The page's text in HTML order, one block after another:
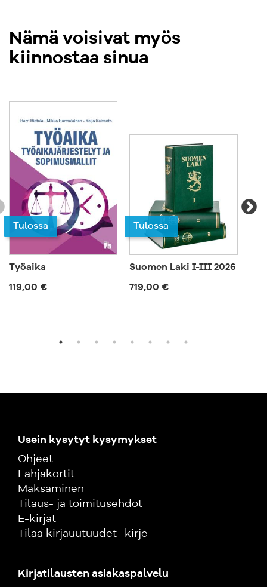
Nämä voisivat myös
kiinnostaa sinua
Tulossa
Työaika
119,00 €
Tulossa
Suomen Laki I-III 2026
719,00 €
Usein kysytyt kysymykset
Ohjeet
Lahjakortit
Maksaminen
Tilaus- ja toimitusehdot
E-kirjat
Tilaa kirjauutuudet -kirje
Kirjatilausten asiakaspalvelu